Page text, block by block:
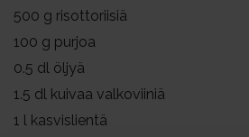
500 g risottoriisiä
100 g purjoa
0.5 dl öljyä
1.5 dl kuivaa valkoviiniä
1 l kasvislientä